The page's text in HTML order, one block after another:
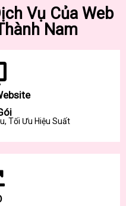
Vụ Của Web
Nam
Tối Ưu Hiệu Suất